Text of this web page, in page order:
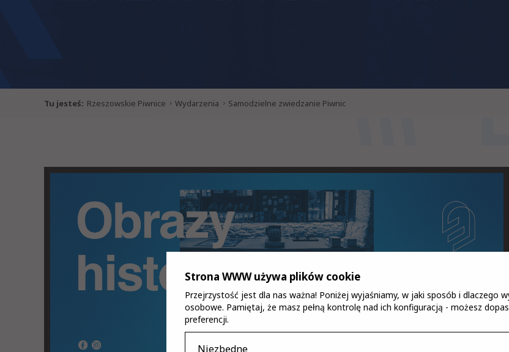
Tu jesteś: Rzeszowskie Piwnice Wydarzenia Samodzielne zwiedzanie Piwnic
Strona WWW używa plików cookie
Przejrzystość jest dla nas ważna! Poniżej wyjaśniamy, w jaki sposób i dlaczego
osobowe. Pamiętaj, że masz pełną kontrolę nad ich konfiguracją - możesz
preferencji.
Niezbędne